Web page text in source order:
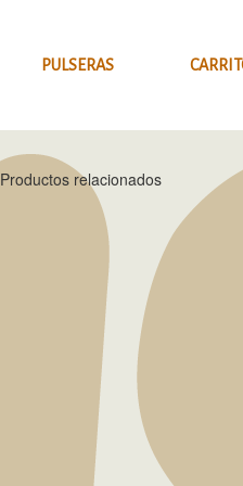
PULSERAS
Productos relacionados